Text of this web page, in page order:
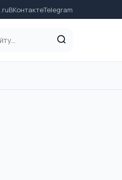
ВКонтактеTelegram